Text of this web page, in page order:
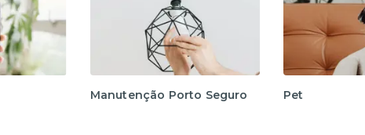
Manutenção Porto Seguro Pet